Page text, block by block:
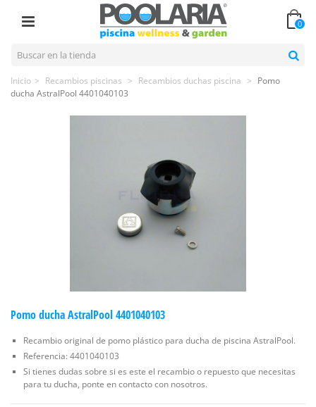
0
Inicio > Recambios piscinas > Recambios duchas piscina > Pomo
ducha AstralPool 4401040103
Pomo ducha AstralPool 4401040103
Recambio original de pomo plástico para ducha de piscina AstralPool.
Referencia: 4401040103
Si tienes dudas sobre si es este el recambio o repuesto que necesitas
para tu ducha, ponte en contacto con nosotros.